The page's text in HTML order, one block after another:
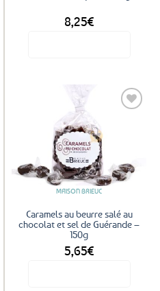
8,25€
MAISON BRIEUC
Caramels au beurre salé au
chocolat et sel de Guérande –
150g
5,65€